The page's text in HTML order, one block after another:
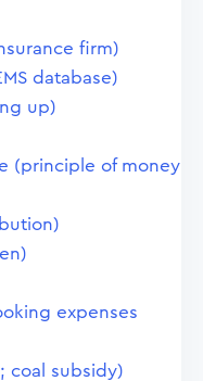
firm)
database)
up)
(principle of money
expenses
coal subsidy)